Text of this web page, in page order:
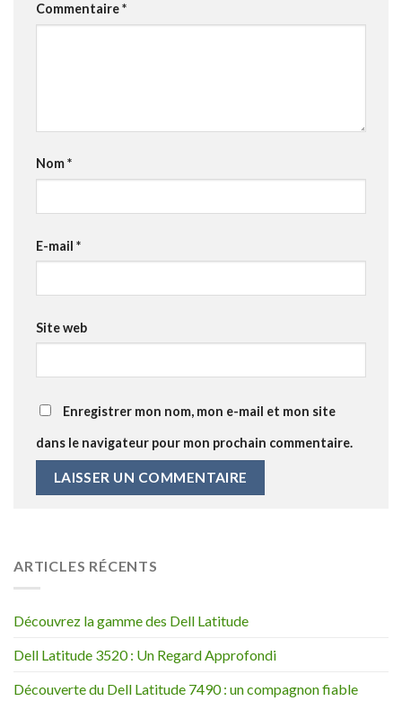
Commentaire*
Nom*
E-mail *
Site web
Enregistrer mon nom, mon e-mail et mon site
dans le navigateur pour mon prochain commentaire.
ARTICLES RÉCENTS
Découvrez la gamme des Dell Latitude
Dell Latitude 3520 : Un Regard Approfondi
Découverte du Dell Latitude 7490 : un compagnon fiable